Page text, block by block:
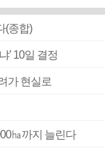
(종합)
’ 10일 결정
가 현실로
㏊까지 늘린다